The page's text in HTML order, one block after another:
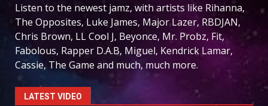
Listen to the newest jamz, with artists like Rihanna,
The Opposites, Luke James, Major Lazer, RBDJAN,
Chris Brown, LL Cool J, Beyonce, Mr. Probz, Fit,
Fabolous, Rapper D.A.B, Miguel, Kendrick Lamar,
Cassie, The Game and much, much more.
LATEST VIDEO